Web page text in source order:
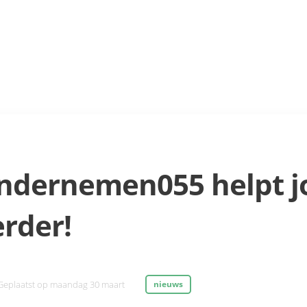
helpt
op maandag 30 maart nieuws